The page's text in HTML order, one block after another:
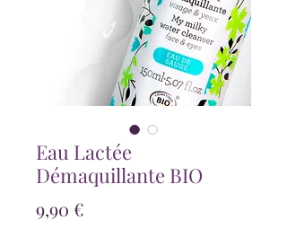
Eau Lactée
Démaquillante BIO
9,90 €